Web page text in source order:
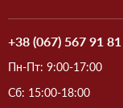
+38 (067) 567 91 81
Пн-Пт: 9:00-17:00
Сб: 15:00-18:00